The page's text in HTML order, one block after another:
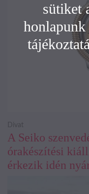
A Seiko
órakészítési
érkezik idén
Divat
sütiket
honlapunk